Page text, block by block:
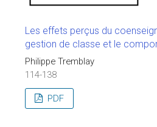
Les effets perçus du
gestion de classe et le
Philippe Tremblay
114-138
PDF